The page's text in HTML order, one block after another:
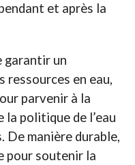
et après la
garantir un
en eau,
parvenir à la
politique de l’eau
De manière durable,
pour soutenir la